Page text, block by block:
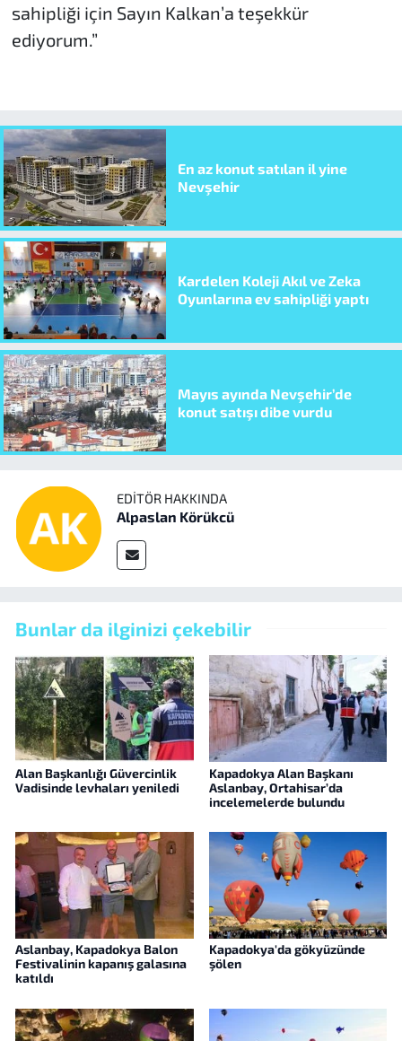
sahipliği için Sayın Kalkan’a teşekkür
ediyorum.”
En az konut satılan il yine
Nevşehir
Kardelen Koleji Akıl ve Zeka
Oyunlarına ev sahipliği yaptı
Mayıs ayında Nevşehir’de
konut satışı dibe vurdu
EDITÖR HAKKINDA
Alpaslan Körükcü
Bunlar da ilginizi çekebilir
Alan Başkanlığı Güvercinlik
Vadisinde levhaları yeniledi
Kapadokya Alan Başkanı
Aslanbay, Ortahisar’da
incelemelerde bulundu
Aslanbay, Kapadokya Balon
Festivalinin kapanış galasına
katıldı
Kapadokya'da gökyüzünde
şölen